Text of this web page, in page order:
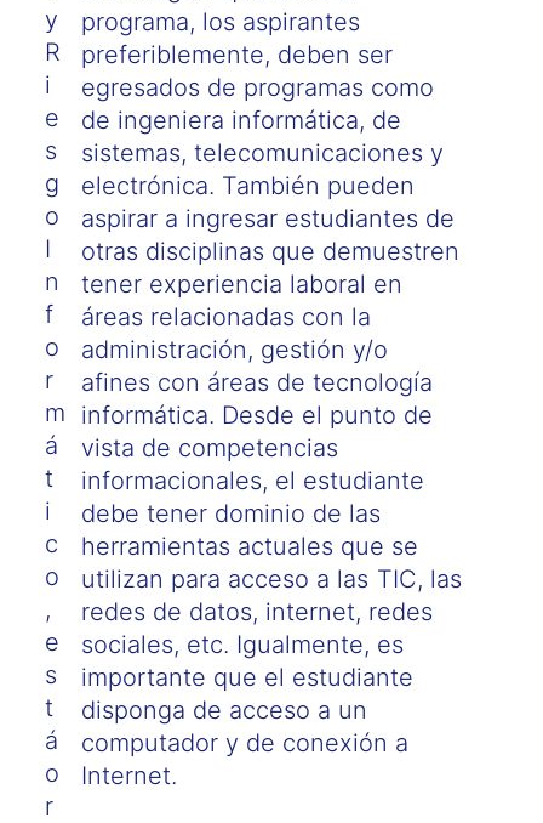
programa, los aspirantes
preferiblemente, deben ser
egresados de programas como
de ingeniera informática, de
sistemas, telecomunicaciones y
electrónica. También pueden
aspirar a ingresar estudiantes de
otras disciplinas que demuestren
tener experiencia laboral en
áreas relacionadas con la
administración, gestión y/o
afines con áreas de tecnología
informática. Desde el punto de
vista de competencias
informacionales, el estudiante
debe tener dominio de las
herramientas actuales que se
utilizan para acceso a las TIC, las
redes de datos, internet, redes
sociales, etc. Igualmente, es
importante que el estudiante
disponga de acceso a un
computador y de conexión a
Internet.
y
R
i
e
s
g
o
I
n
f
o
r
m
á
t
i
c
o
,
e
s
t
á
o
r